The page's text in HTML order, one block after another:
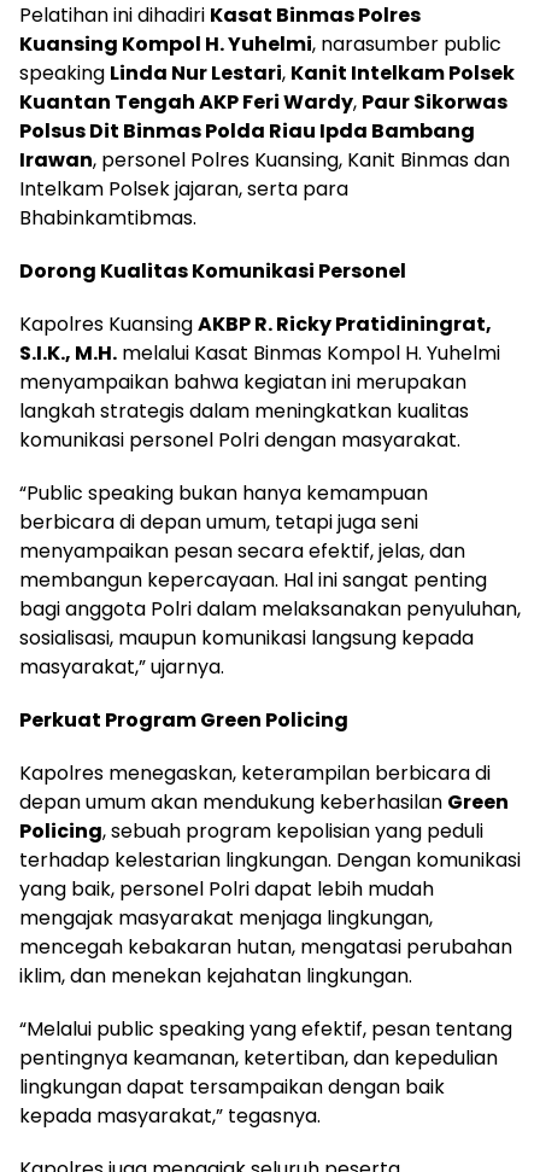
Pelatihan ini dihadiri Kasat Binmas Polres
Kuansing Kompol H. Yuhelmi, narasumber public
speaking Linda Nur Lestari, Kanit Intelkam Polsek
Kuantan Tengah AKP Feri Wardy, Paur Sikorwas
Polsus Dit Binmas Polda Riau Ipda Bambang
Irawan, personel Polres Kuansing, Kanit Binmas dan
Intelkam Polsek jajaran, serta para
Bhabinkamtibmas.
Dorong Kualitas Komunikasi Personel
Kapolres KuansingAKBP R. Ricky Pratidiningrat,
S.I.K., M.H. melalui Kasat Binmas Kompol H. Yuhelmi
menyampaikan bahwa kegiatan ini merupakan
langkah strategis dalam meningkatkan kualitas
komunikasi personel Polri dengan masyarakat.
“Public speaking bukan hanya kemampuan
berbicara di depan umum, tetapi juga seni
menyampaikan pesan secara efektif, jelas, dan
membangun kepercayaan. Hal ini sangat penting
bagi anggota Polri dalam melaksanakan penyuluhan,
sosialisasi, maupun komunikasi langsung kepada
masyarakat,” ujarnya.
Perkuat Program Green Policing
Kapolres menegaskan, keterampilan berbicara di
depan umum akan mendukung keberhasilan Green
Policing, sebuah program kepolisian yang peduli
terhadap kelestarian lingkungan. Dengan komunikasi
yang baik, personel Polri dapat lebih mudah
mengajak masyarakat menjaga lingkungan,
mencegah kebakaran hutan, mengatasi perubahan
iklim, dan menekan kejahatan lingkungan.
“Melalui public speaking yang efektif, pesan tentang
pentingnya keamanan, ketertiban, dan kepedulian
lingkungan dapat tersampaikan dengan baik
kepada masyarakat,” tegasnya.